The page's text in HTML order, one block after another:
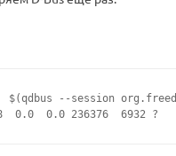
$(qdbus --session
0.0  0.0 236376  6932 ?